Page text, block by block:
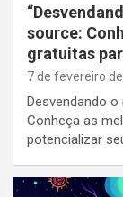
source:
gratuitas
7 de fevereiro
Desvendando
Conheça as
potencializar